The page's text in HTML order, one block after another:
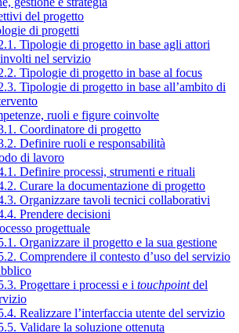
del progetto
di progetti
Tipologie di progetto in base agli attori
nel servizio
Tipologie di progetto in base al focus
Tipologie di progetto in base all’ambito di
ruoli e figure coinvolte
Coordinatore di progetto
Definire ruoli e responsabilità
di lavoro
Definire processi, strumenti e rituali
Curare la documentazione di progetto
Organizzare tavoli tecnici collaborativi
Prendere decisioni
progettuale
Organizzare il progetto e la sua gestione
Comprendere il contesto d’uso del servizio
Progettare i processi e i touchpointdel
Realizzare l’interfaccia utente del servizio
Validare la soluzione ottenuta